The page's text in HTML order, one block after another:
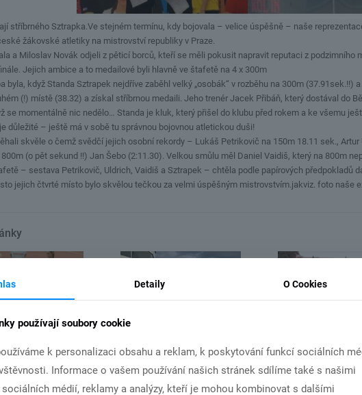
stříbrného Sztrapka.Ve stejném termínu, kdy bojovala – velice úspěšně – naše
žákovské atletiky na mistrovství republiky v Praze.
a Miloslav Novák odjeli z pěticí borců, kteří se měli pokusit napravit reputaci z podzimního
Jejich ambice a to medailové byli hlavně ve štafetě na 4 x 300m
byla, když Standa Sztrapek nejdříve zaběhl velký „osobák“ v rozběhu na 300m (37.91sek.!!)
(!) místě (38.32) a získal stříbrnou medaili. Jeho trenér Jacek Přibáň, který dostával do
se momentálně nic nedělo… Standa je kluk, který přišel do klubu před rokem a ke všemu
důležité – ještě má v sobě tu správnou bojovnou atletickou duši!
skvěle o čemž svědčí jejich osobní rekordy – Lukáš Petrikovič na 150m 18.11 sek.,
(o pět sekund !!) Jan Šebo (2:11.30). Velkou smůlu měl Daniel Vaidiš, který na 800m
– sestava Petrikovič, Uldrich, Vaidiš a Sztrapek – chtěla podle papírových předpokladů
jejich čtvrté místo bylo skvělou tečkou za velmi úspěšným mistrovstvím.jakviz. foto naše
14.11.2021
MČR družstev v roce
2022 bude v Chebu.
31.10.2021
podzimní
Detaily O Cookies
používají soubory cookie
k personalizaci obsahu a reklam, k poskytování funkcí sociálních
Informace o vašem používání našich stránek sdílíme také s našimi
médií, reklamy a analýzy, kteří je mohou kombinovat s dalšími